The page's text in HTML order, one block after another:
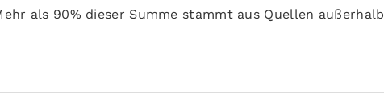
als 90% dieser Summe stammt aus Quellen außerhalb